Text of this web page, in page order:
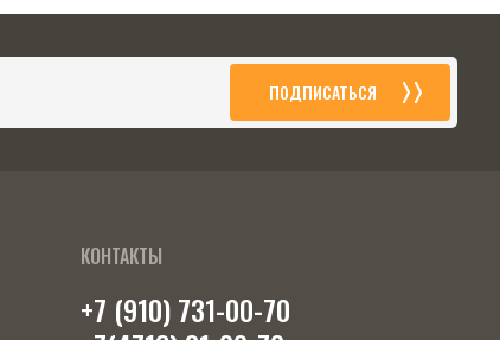
ПОДПИСАТЬСЯ
КОНТАКТЫ
+7 (910) 731-00-70